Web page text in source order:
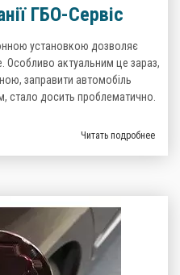
ГБО-Сервіс
установкою дозволяє
Особливо актуальним це зараз,
заправити автомобіль
стало досить проблематично.
Читать подробнее